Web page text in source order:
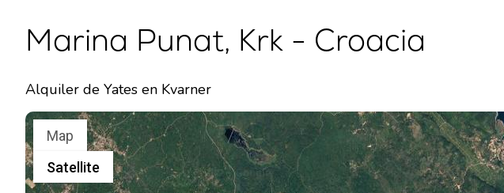
Marina Punat, Krk - Croacia
Alquiler de Yates en Kvarner
Map
Satellite